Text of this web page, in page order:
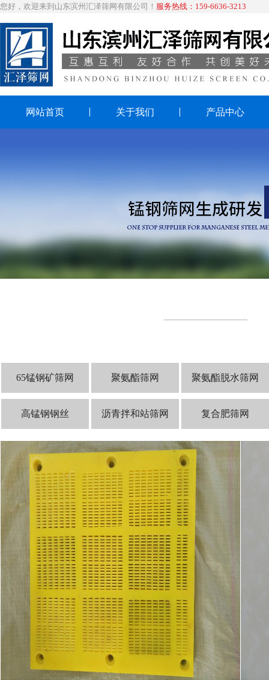
您好，欢迎来到山东滨州汇泽筛网有限公司！ 服务热线：159-6636-3213
网站首页 关于我们 产品中心
65锰钢矿筛网 聚氨酯筛网 聚氨酯脱水筛网
高锰钢钢丝 沥青拌和站筛网 复合肥筛网